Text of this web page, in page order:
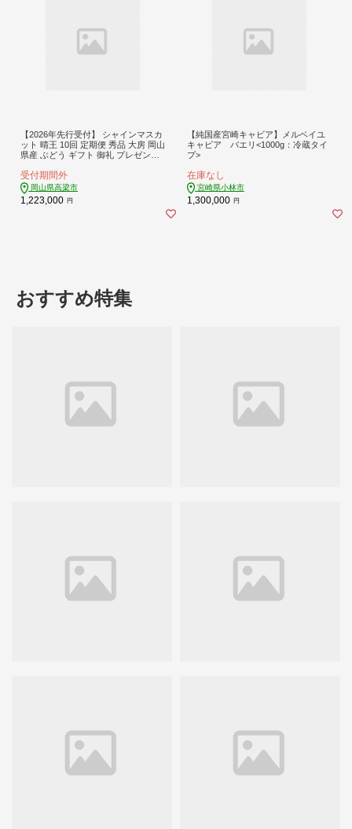
【2026年先行受付】 シャインマスカ
ット 晴王 10回 定期便 秀品 大房 岡山
県産 ぶどう ギフト 御礼 プレゼント
ツ
受付期間外
岡山県高梁市
1,223,000 円
【純国産宮崎キャビア】メルベイユ
キャビア バエリ<1000g：冷蔵タイ
プ>
在庫なし
宮崎県小林市
1,300,000 円
おすすめ特集